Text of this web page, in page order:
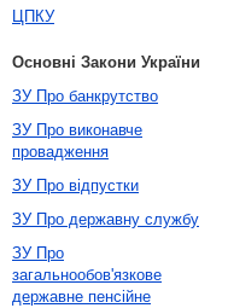
ЦПКУ
Основні Закони України
ЗУ Про банкрутство
ЗУ Про виконавче
провадження
ЗУ Про відпустки
ЗУ Про державну службу
ЗУ Про
загальнообов'язкове
державне пенсійне